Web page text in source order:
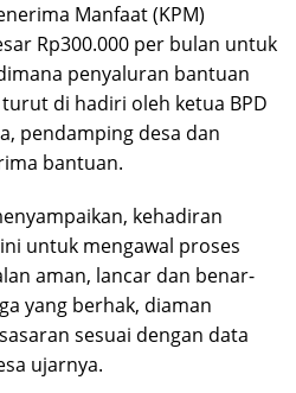
Manfaat (KPM)
Rp300.000 per bulan untuk
penyaluran bantuan
di hadiri oleh ketua BPD
pendamping desa dan
bantuan.
kehadiran
ini untuk mengawal proses
aman, lancar dan benar-
yang berhak, diaman
sesuai dengan data
ujarnya.